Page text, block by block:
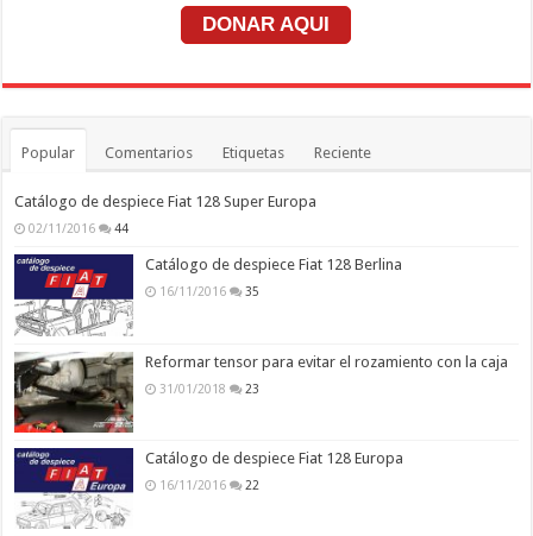
DONAR AQUI
Popular Comentarios Etiquetas Reciente
Catálogo de despiece Fiat 128 Super Europa
02/11/2016 44
Catálogo de despiece Fiat 128 Berlina
16/11/2016 35
Reformar tensor para evitar el rozamiento con la caja
31/01/2018 23
Catálogo de despiece Fiat 128 Europa
16/11/2016 22